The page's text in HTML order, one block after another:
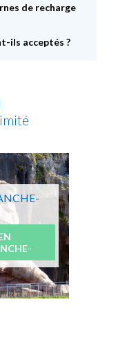
de recharge
ils acceptés ?